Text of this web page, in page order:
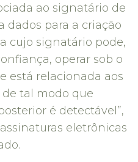
ao signatário de
dados para a criação
cujo signatário pode,
operar sob o
está relacionada aos
de tal modo que
é detectável”,
eletrônicas